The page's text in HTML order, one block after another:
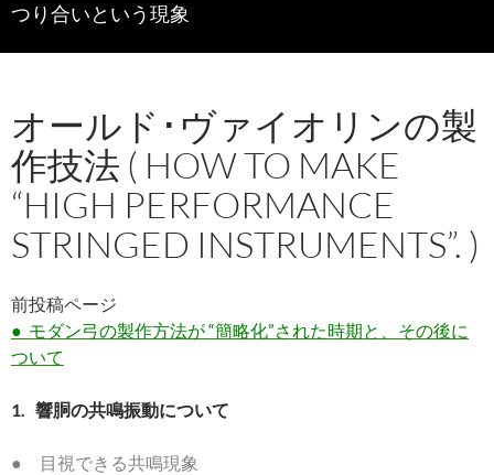
つり合いという現象
オールド･ヴァイオリンの製
作技法 ( HOW TO MAKE
“HIGH PERFORMANCE
STRINGED INSTRUMENTS”. )
前投稿ページ
● モダン弓の製作方法が “簡略化”された時期と、その後に
ついて
1. 響胴の共鳴振動について
● 目視できる共鳴現象